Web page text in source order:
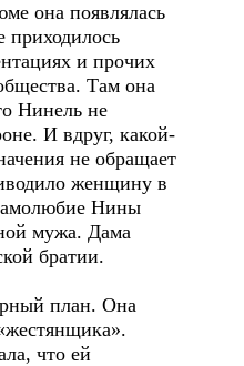
она появлялась
приходилось
и прочих
Там она
Нинель не
И вдруг, какой-
не обращает
женщину в
Нины
мужа. Дама
братии.
план. Она
что ей